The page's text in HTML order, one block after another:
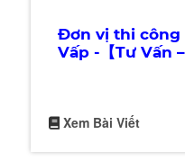
Đơn vị thi công
Vấp -【Tư Vấn
Xem Bài Viết